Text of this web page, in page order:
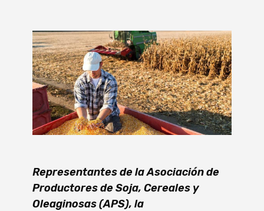
Representantes de la Asociación de
Productores de Soja, Cereales y
Oleaginosas (APS), la